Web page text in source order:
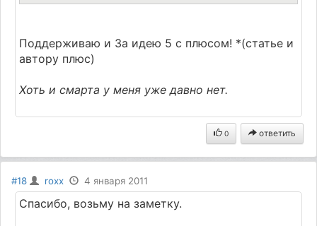
Поддерживаю и За идею 5 с плюсом! *(статье и
автору плюс)
Хоть и смарта у меня уже давно нет.
0 ответить
#18 roxx 4 января 2011
Спасибо, возьму на заметку.